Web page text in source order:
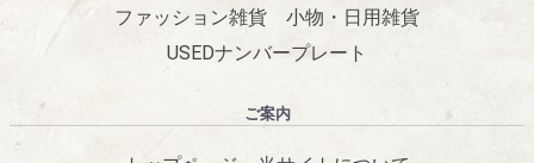
ファッション雑貨
小物・日用雑貨
USEDナンバープレート
ご案内